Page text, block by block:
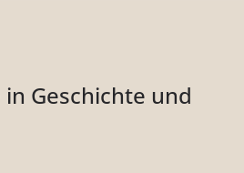
Geschichte und